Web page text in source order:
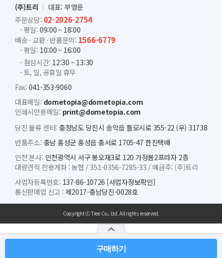
(주)트리
대표: 부영운
주문상담: 02-2026-2754
- 평일: 09:00 ~ 18:00
배송 · 교환 · 반품문의: 1566-6779
- 평일: 10:00 ~ 16:00
- 점심시간: 12:30 ~ 13:30
- 토, 일, 공휴일 휴무
Fax: 041-353-9060
대표메일: dometopia@dometopia.com
인쇄시안용메일: print@dometopia.com
당진 물류 센터: 충청남도 당진시 송악읍 틀모시로 355-22 (우) 31738
반품주소: 충남 홍성군 홍성읍 충서로 1705-47 한진택배
인천 본사: 인천광역시 서구 봉오재3로 120 가정봄2프라자 2층
대량견적 전용계좌 :농협 / 351-0356-7285-33 / 예금주: (주)트리
사업자등록번호: 137-86-10726 [사업자정보확인]
통신판매업 신고 : 제2017-충남당진-0028호
Copyright ⓒ Tree Co., Ltd. All rights reserved.